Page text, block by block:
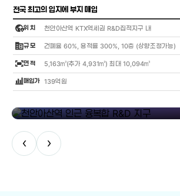
전국 최고의 입지에 부지 매입
globe_location_pin위 치 천안아산역 KTX역세권 R&D집적지구 내
corporate_fare규 모 건폐율 60%, 용적률 300%, 10층 (상향조정가능)
fit_screen면 적 5,163㎡(추가 4,931㎡) 최대 10,094㎡
bar_chart_4_bars매입가 139억원
‹ ›